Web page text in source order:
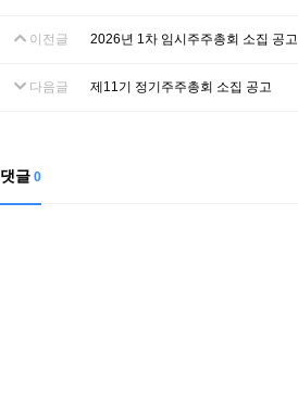
이전글 2026년 1차 임시주주총회 소집 공고
다음글 제11기 정기주주총회 소집 공고
댓글 0